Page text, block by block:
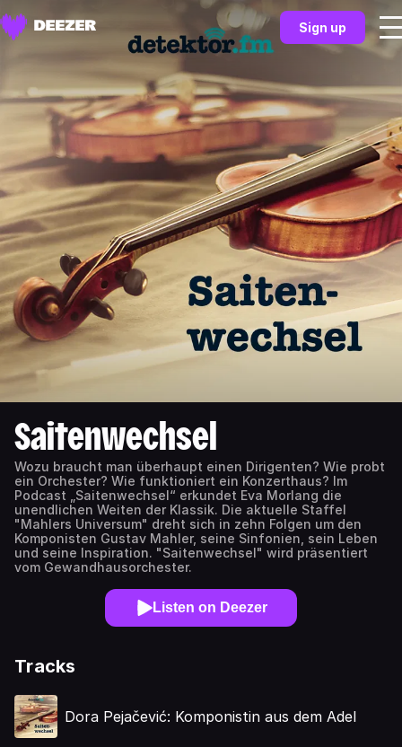
Sign up
Saitenwechsel
Wozu braucht man überhaupt einen Dirigenten? Wie probt
ein Orchester? Wie funktioniert ein Konzerthaus? Im
Podcast „Saitenwechsel“ erkundet Eva Morlang die
unendlichen Weiten der Klassik. Die aktuelle Staffel
"Mahlers Universum" dreht sich in zehn Folgen um den
Komponisten Gustav Mahler, seine Sinfonien, sein Leben
und seine Inspiration. "Saitenwechsel" wird präsentiert
vom Gewandhausorchester.
Listen on Deezer
Tracks
Dora Pejačević: Komponistin aus dem Adel